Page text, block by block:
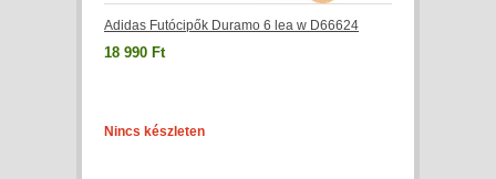
Adidas Futócipők Duramo 6 lea w D66624
18 990 Ft
Nincs készleten